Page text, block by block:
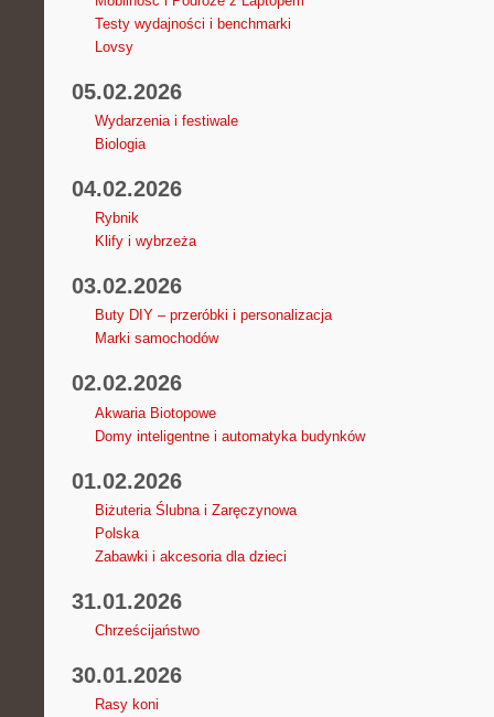
Testy wydajności i benchmarki
Lovsy
05.02.2026
Wydarzenia i festiwale
Biologia
04.02.2026
Rybnik
Klify i wybrzeża
03.02.2026
Buty DIY – przeróbki i personalizacja
Marki samochodów
02.02.2026
Akwaria Biotopowe
Domy inteligentne i automatyka budynków
01.02.2026
Biżuteria Ślubna i Zaręczynowa
Polska
Zabawki i akcesoria dla dzieci
31.01.2026
Chrześcijaństwo
30.01.2026
Rasy koni